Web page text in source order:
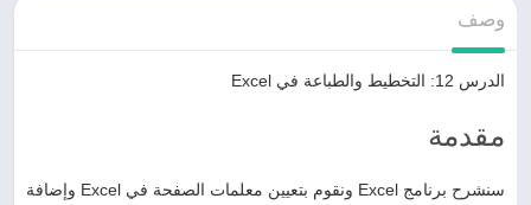
وصف
الدرس 12: التخطيط والطباعة في Excel
مقدمة
سنشرح برنامج Excel ونقوم بتعيين معلمات الصفحة في Excel وإضافة